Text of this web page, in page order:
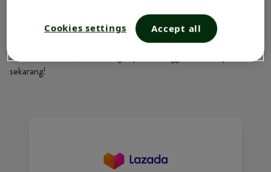
Add to Cart, Add Confidence. Berikan perawatan terbaik untuk
kulit lembut Anda, mulai dengan produk unggulan Lactacyd
sekarang!
Cookies settings Accept all